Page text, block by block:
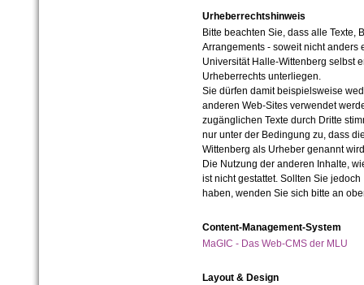
Urheberrechtshinweis
Bitte beachten Sie, dass alle Texte,
Arrangements - soweit nicht anders
Universität Halle-Wittenberg selbst
Urheberrechts unterliegen.
Sie dürfen damit beispielsweise
anderen Web-Sites verwendet
zugänglichen Texte durch Dritte
nur unter der Bedingung zu, dass
Wittenberg als Urheber genannt
Die Nutzung der anderen Inhalte,
ist nicht gestattet. Sollten Sie
haben, wenden Sie sich bitte an
Content-Management-System
MaGIC - Das Web-CMS der MLU
Layout & Design